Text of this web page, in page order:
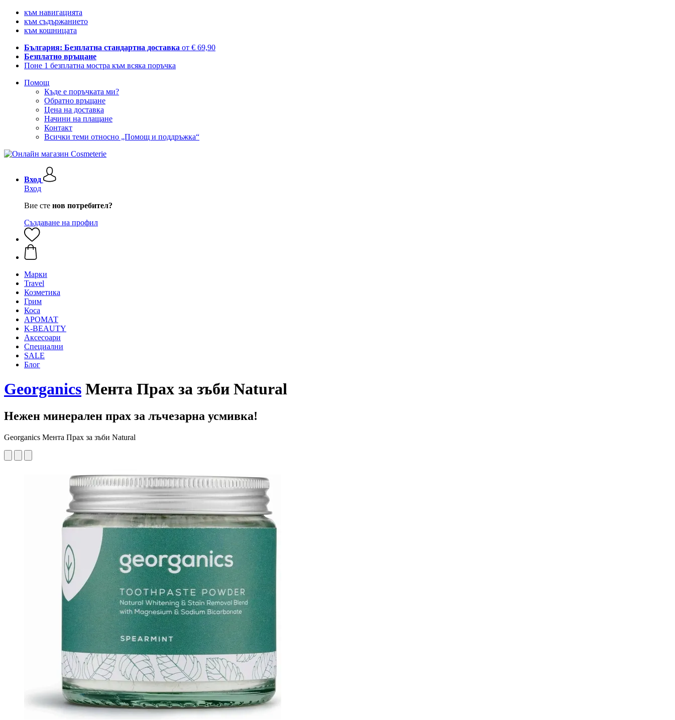
към навигацията
към съдържанието
към кошницата
България: Безплатна стандартна доставка от € 69,90
Безплатно връщане
Поне 1 безплатна мостра към всяка поръчка
Помощ
Къде е поръчката ми?
Обратно връщане
Цена на доставка
Начини на плащане
Контакт
Всички теми относно „Помощ и поддръжка“
Вход
Вход
Вие сте нов потребител?
Създаване на профил
Mарки
Travel
Козметика
Грим
Коса
АРОМАТ
K-BEAUTY
Аксесоари
Специални
SALE
Блог
Georganics Мента Прах за зъби Natural
Нежен минерален прах за лъчезарна усмивка!
Georganics Мента Прах за зъби Natural